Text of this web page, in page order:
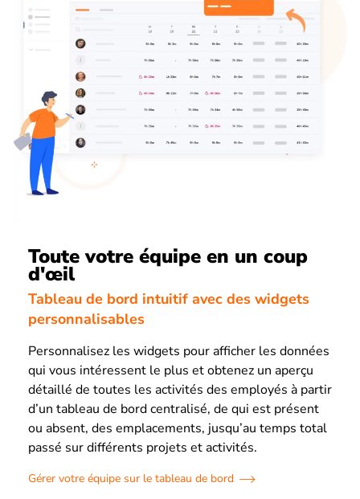
Toute votre équipe en un coup
d'œil
Tableau de bord intuitif avec des widgets
personnalisables
Personnalisez les widgets pour afficher les données
qui vous intéressent le plus et obtenez un aperçu
détaillé de toutes les activités des employés à partir
d’un tableau de bord centralisé, de qui est présent
ou absent, des emplacements, jusqu’au temps total
passé sur différents projets et activités.
Gérer votre équipe sur le tableau de bord